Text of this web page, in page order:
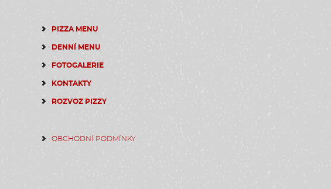
PIZZA MENU
DENNÍ MENU
FOTOGALERIE
KONTAKTY
ROZVOZ PIZZY
OBCHODNÍ PODMÍNKY